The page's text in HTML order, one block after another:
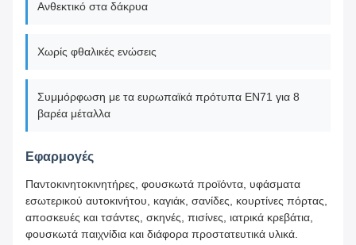
Ανθεκτικό στα δάκρυα
Χωρίς φθαλικές ενώσεις
Συμμόρφωση με τα ευρωπαϊκά πρότυπα EN71 για 8
βαρέα μέταλλα
Εφαρμογές
Παντοκινητοκινητήρες, φουσκωτά προϊόντα, υφάσματα
εσωτερικού αυτοκινήτου, καγιάκ, σανίδες, κουρτίνες πόρτας,
αποσκευές και τσάντες, σκηνές, πισίνες, ιατρικά κρεβάτια,
φουσκωτά παιχνίδια και διάφορα προστατευτικά υλικά.